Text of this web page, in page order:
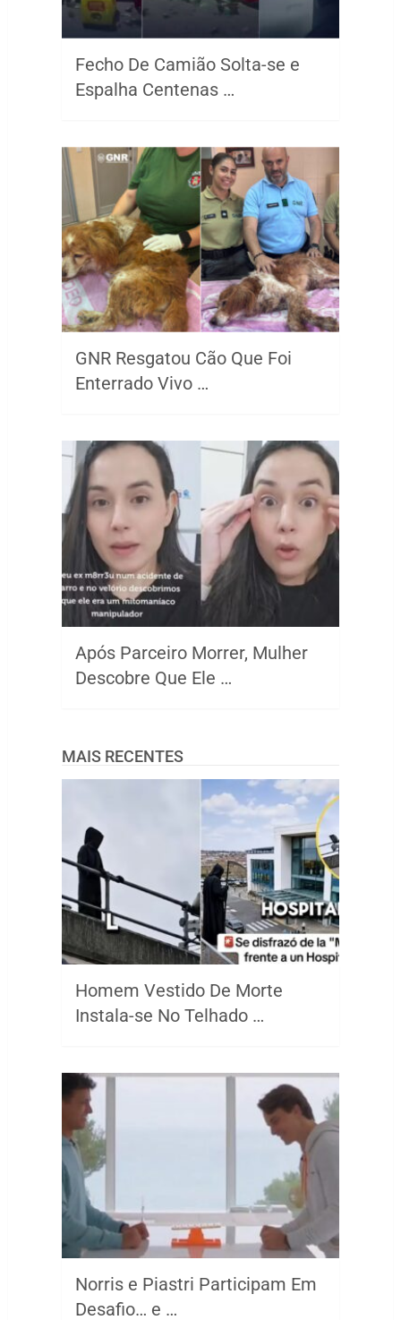
Fecho De Camião Solta-se e
Espalha Centenas …
GNR Resgatou Cão Que Foi
Enterrado Vivo …
Após Parceiro Morrer, Mulher
Descobre Que Ele …
MAIS RECENTES
Homem Vestido De Morte
Instala-se No Telhado …
Norris e Piastri Participam Em
Desafio… e …